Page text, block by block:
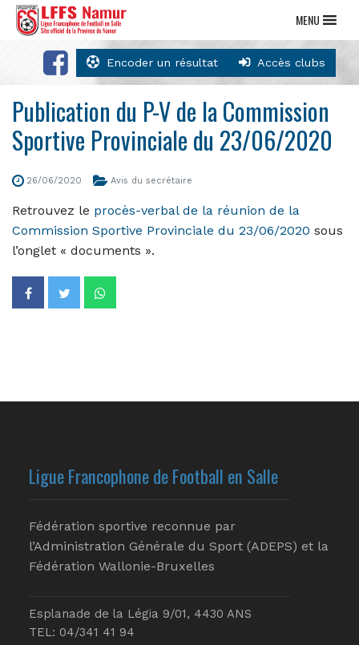
Encoder un résultat Accès clubs
MENU
Publication du P-V de la Commission
Sportive Provinciale du 23/06/2020
26/06/2020 Avis du secrétaire
Retrouvez le procès-verbal de la réunion de la
Commission Sportive Provinciale du 23/06/2020 sous
l’onglet « documents ».
Ligue Francophone de Football en Salle
Fédération sportive reconnue par
l’Administration Générale du Sport (ADEPS) et la
Fédération Wallonie-Bruxelles
Esplanade de la Légia 9/01, 4430 ANS
TEL: 04/341 41 94